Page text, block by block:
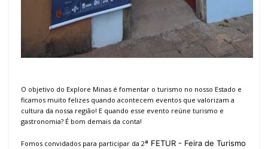
O objetivo do Explore Minas é fomentar o turismo no nosso Estado e
ficamos muito felizes quando acontecem eventos que valorizam a
cultura da nossa região! E quando esse evento reúne turismo e
gastronomia? É bom demais da conta!
Fomos convidados para participar da 2ª FETUR - Feira de Turismo